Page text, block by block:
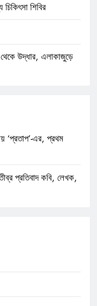
শিবির
থেকে উদ্ধার, এলাকাজুড়ে
‘প্রতাপ’-এর, প্রথম
প্রতিবাদ কবি, লেখক,